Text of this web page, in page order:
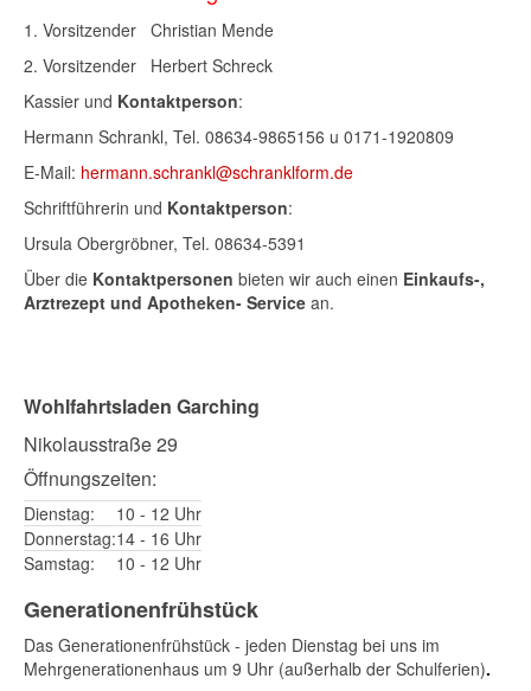
1. Vorsitzender Christian Mende
2. Vorsitzender Herbert Schreck
Kassier und Kontaktperson:
Hermann Schrankl, Tel. 08634-9865156 u 0171-1920809
E-Mail: hermann.schrankl@schranklform.de
Schriftführerin und Kontaktperson:
Ursula Obergröbner, Tel. 08634-5391
Über die Kontaktpersonen bieten wir auch einen Einkaufs-,
Arztrezept und Apotheken- Service an.
Wohlfahrtsladen Garching
Nikolausstraße 29
Öffnungszeiten:
Dienstag:
10 - 12 Uhr
Donnerstag:14 - 16 Uhr
Samstag:
10 - 12 Uhr
Generationenfrühstück
Das Generationenfrühstück - jeden Dienstag bei uns im
Mehrgenerationenhaus um 9 Uhr (außerhalb der Schulferien).